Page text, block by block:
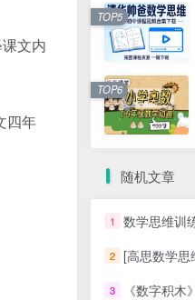
文内
四年
TOP5
TOP6
随机文章
1 数学思维训练课程视频，小
2 [高思数学思维]小
3 《数字积木》